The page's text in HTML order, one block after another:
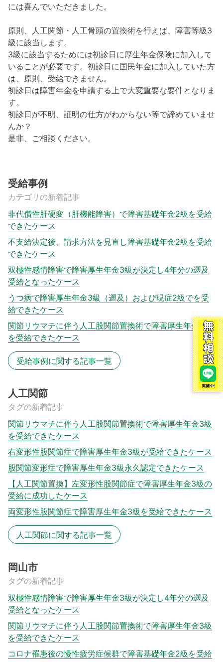
には喜んでいただきました。
原則、人工関節・人工骨頭の置換術を行えば、障害等級3
級に該当します。
3級に該当するためには初診日に厚生年金保険に加入して
いることが必要です。初診日に国民年金に加入していた方
は、原則、受給できません。
初診日は障害年金を申請する上で大変重要な要件となりま
す。
初診日が不明、証明の仕方がわからない等で諦めていませ
んか？
是非、ご相談ください。
受給事例
カテゴリの新着記事
非代償性肝硬変（肝機能障害）で障害基礎年金2級を受給
できたケース
不支給決定後、請求方法を見直し障害基礎年金2級を受給
できたケース
双極性感情障害で障害厚生年金3級が決定し4年分の遡及
受給となったケース
うつ病で障害厚生年金3級（遡及）および現症2級でを受
給できたケース
関節リウマチに伴う人工股関節置換術で障害厚生年金3級
を受給できたケース
受給事例に関する記事一覧
人工関節
タグの新着記事
関節リウマチに伴う人工股関節置換術で障害厚生年金3級
を受給できたケース
右変形性股関節症で障害厚生年金3級が受給できたケース
股関節変形症で障害厚生年金3級永久認定できたケース
【人工関節置換】左変形性股関節症で障害厚生年金3級の
受給に成功したケース
両変形性股関節症で障害厚生年金3級を受給できたケース
人工関節に関する記事一覧
岡山市
タグの新着記事
双極性感情障害で障害厚生年金3級が決定し4年分の遡及
受給となったケース
関節リウマチに伴う人工股関節置換術で障害厚生年金3級
を受給できたケース
コロナ罹患後の慢性疲労症候群で障害基礎年金2級を受給